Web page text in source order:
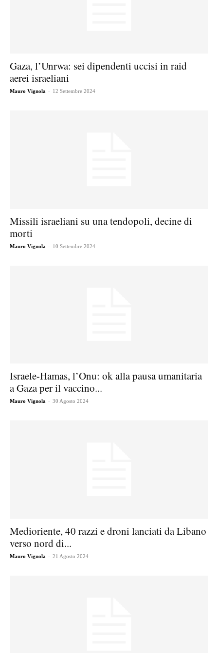
Gaza, l’Unrwa: sei dipendenti uccisi in raid
aerei israeliani
Mauro Vignola - 12 Settembre 2024
Missili israeliani su una tendopoli, decine di
morti
Mauro Vignola - 10 Settembre 2024
Israele-Hamas, l’Onu: ok alla pausa umanitaria
a Gaza per il vaccino...
Mauro Vignola - 30 Agosto 2024
Medioriente, 40 razzi e droni lanciati da Libano
verso nord di...
Mauro Vignola - 21 Agosto 2024